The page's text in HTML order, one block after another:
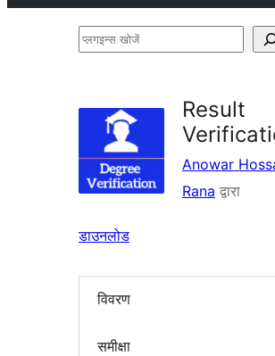
प्लगइन्स
Result
Anowar
Rana द्वारा
डाउनलोड
विवरण
समीक्षा